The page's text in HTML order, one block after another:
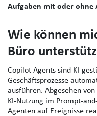
Aufgaben mit oder ohne
Wie können
Büro
Copilot Agents sind
Geschäftsprozesse
ausführen. Abgesehen
KI-Nutzung im
Agenten auf Ereignisse